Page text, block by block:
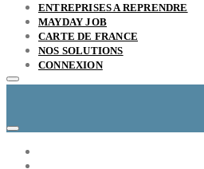
ENTREPRISES A REPRENDRE
MAYDAY JOB
CARTE DE FRANCE
NOS SOLUTIONS
CONNEXION